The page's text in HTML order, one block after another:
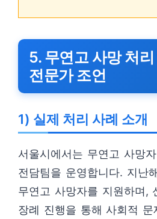
5. 무연고 사망 처
전문가 조언
1) 실제 처리 사례 소개
서울시에서는 무연고 사망
전담팀을 운영합니다. 지난
무연고 사망자를 지원하며,
장례 진행을 통해 사회적 문